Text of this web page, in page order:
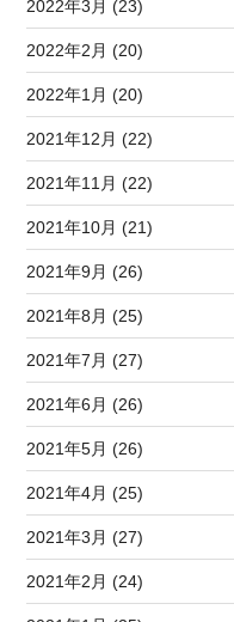
2022年3月 (23)
2022年2月 (20)
2022年1月 (20)
2021年12月 (22)
2021年11月 (22)
2021年10月 (21)
2021年9月 (26)
2021年8月 (25)
2021年7月 (27)
2021年6月 (26)
2021年5月 (26)
2021年4月 (25)
2021年3月 (27)
2021年2月 (24)